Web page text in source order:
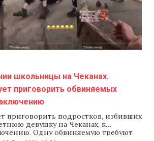
школьницы на Чеканах.
приговорить обвиняемых
приговорить подростков, избивших
девушку на Чеканах, к
Одну обвиняемую требуют